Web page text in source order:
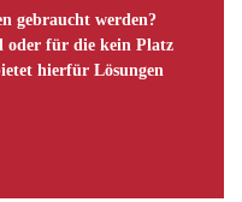
gebraucht werden?
oder für die kein Platz
hierfür Lösungen